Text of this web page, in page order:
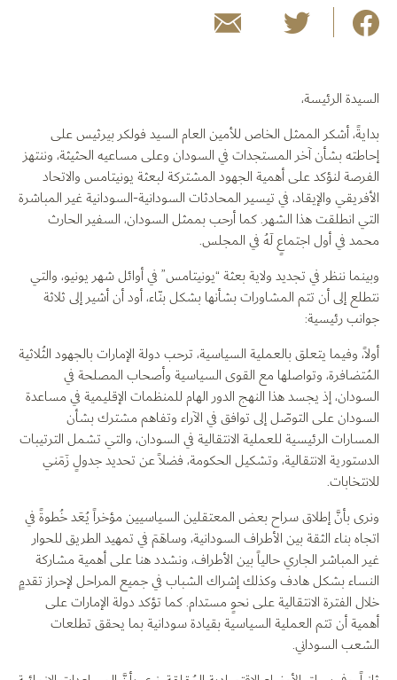
السيدة الرئيسة،
بدايةً، أشكر الممثل الخاص للأمين العام السيد فولكر بيرثيس على
إحاطته بشأن آخر المستجدات في السودان وعلى مساعيه الحثيثة، وننتهز
الفرصة لنؤكد على أهمية الجهود المشتركة لبعثة يونيتامس والاتحاد
الأفريقي والإيقاد، في تيسير المحادثات السودانية-السودانية غير المباشرة
التي انطلقت هذا الشهر. كما أرحب بممثل السودان، السفير الحارث
محمد في أول اجتماعٍ لَهُ في المجلس.
وبينما ننظر في تجديد ولاية بعثة “يونيتامس” في أوائل شهر يونيو، والتي
نتطلع إلى أن تتم المشاورات بشأنها بشكل بنّاء، أود أن أشير إلى ثلاثة
جوانب رئيسية:
أولاً، وفيما يتعلق بالعملية السياسية، ترحب دولة الإمارات بالجهود الثُلاثية
المُتضافرة، وتواصلها مع القوى السياسية وأصحاب المصلحة في
السودان، إذ يجسد هذا النهج الدور الهام للمنظمات الإقليمية في مساعدة
السودان على التوصّل إلى توافق في الآراء وتفاهم مشترك بشأن
المسارات الرئيسية للعملية الانتقالية في السودان، والتي تشمل الترتيبات
الدستورية الانتقالية، وتشكيل الحكومة، فضلاً عن تحديد جدولٍ زَمَني
للانتخابات.
ونرى بأنَّ إطلاق سراح بعض المعتقلين السياسيين مؤخراً يُعَد خُطوةً في
اتجاه بناء الثقة بين الأطراف السودانية، وساهَمَ في تمهيد الطريق للحوار
غير المباشر الجاري حالياً بين الأطراف، ونشدد هنا على أهمية مشاركة
النساء بشكل هادف وكذلك إشراك الشباب في جميع المراحل لإحراز تقدمٍ
خلال الفترة الانتقالية على نحوٍ مستدام. كما تؤكد دولة الإمارات على
أهمية أن تتم العملية السياسية بقيادة سودانية بما يحقق تطلعات
الشعب السوداني.